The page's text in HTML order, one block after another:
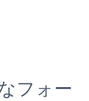
フォー